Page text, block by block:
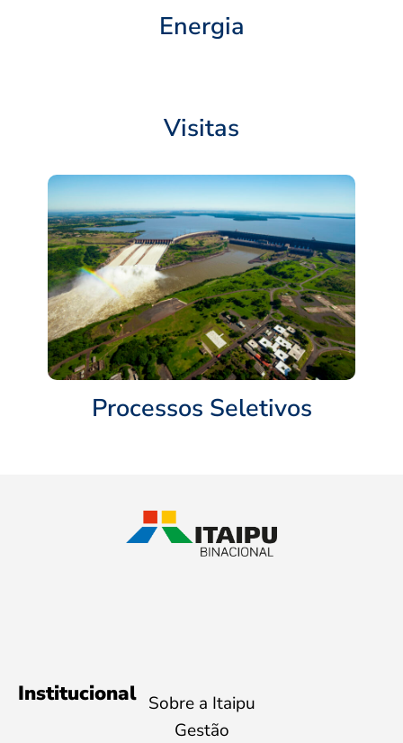
Energia
Visitas
Processos Seletivos
Institucional Sobre a Itaipu
Gestão